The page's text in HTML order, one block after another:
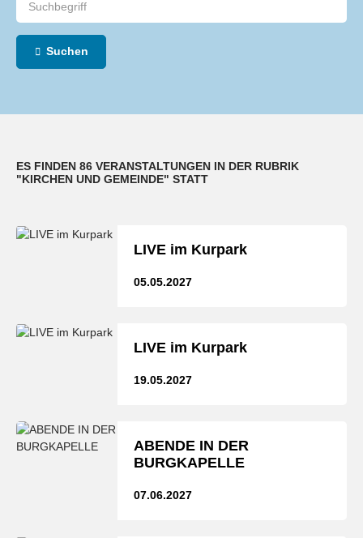
Suchen
ES FINDEN 86 VERANSTALTUNGEN IN DER RUBRIK
"KIRCHEN UND GEMEINDE" STATT
LIVE im Kurpark
05.05.2027
LIVE im Kurpark
19.05.2027
ABENDE IN DER
BURGKAPELLE
07.06.2027